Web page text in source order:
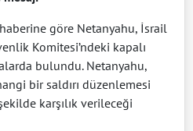
göre Netanyahu, İsrail
Komitesi’ndeki kapalı
bulundu. Netanyahu,
bir saldırı düzenlemesi
karşılık verileceği